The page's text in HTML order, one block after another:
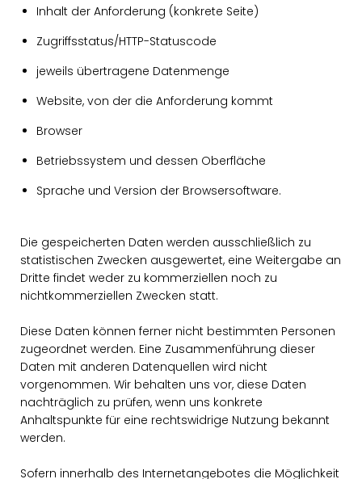
Inhalt der Anforderung (konkrete Seite)
Zugriffsstatus/HTTP-Statuscode
jeweils übertragene Datenmenge
Website, von der die Anforderung kommt
Browser
Betriebssystem und dessen Oberfläche
Sprache und Version der Browsersoftware.
Die gespeicherten Daten werden ausschließlich zu
statistischen Zwecken ausgewertet, eine Weitergabe an
Dritte findet weder zu kommerziellen noch zu
nichtkommerziellen Zwecken statt.
Diese Daten können ferner nicht bestimmten Personen
zugeordnet werden. Eine Zusammenführung dieser
Daten mit anderen Datenquellen wird nicht
vorgenommen. Wir behalten uns vor, diese Daten
nachträglich zu prüfen, wenn uns konkrete
Anhaltspunkte für eine rechtswidrige Nutzung bekannt
werden.
Sofern innerhalb des Internetangebotes die Möglichkeit